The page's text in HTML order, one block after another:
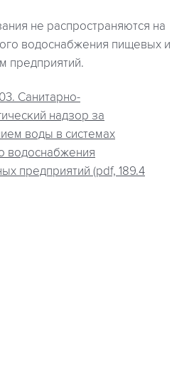
не распространяются на
водоснабжения пищевых и
предприятий.
Санитарно-
надзор за
воды в системах
водоснабжения
предприятий (pdf, 189.4